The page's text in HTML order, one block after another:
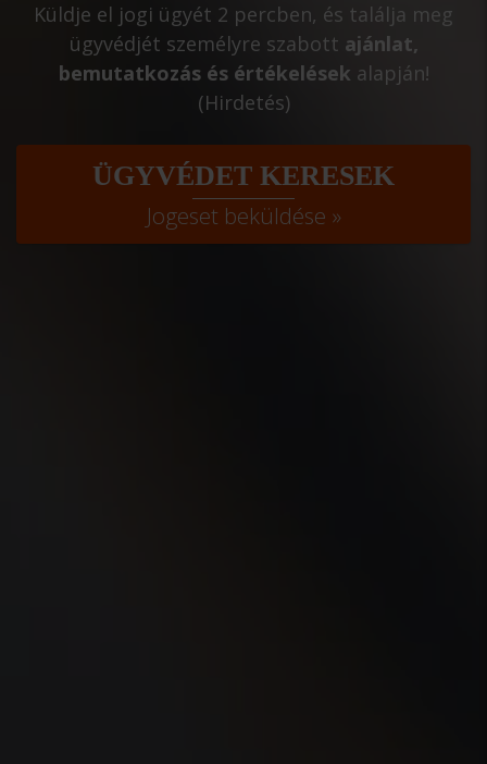
Küldje el jogi ügyét 2 percben, és találja meg
ügyvédjét személyre szabott ajánlat,
bemutatkozás és értékelések alapján!
(Hirdetés)
ÜGYVÉDET KERESEK
Jogeset beküldése »